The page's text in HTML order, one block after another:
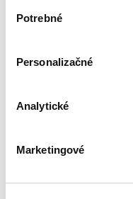
nám pomohlo, keby
súhlasu
Potrebné
Personalizačné
Analytické
Marketingové
Zrušiť filtre